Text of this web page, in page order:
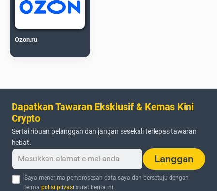
Ozon.ru
Dapatkan Tawaran Eksklusif & Kemas Kini
Crypto
Sertai ribuan pelanggan dan jangan sesekali terlepas tawaran
hebat.
Langgan
Saya menerima pemprosesan data saya dan bersetuju dengan
termapolisi privasi surat berita ini.